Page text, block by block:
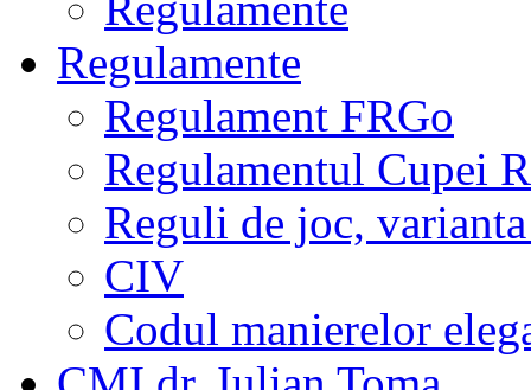
Regulamente
Regulament FRGo
Regulamentul Cupei
Reguli de joc,
CIV
Codul manierelor